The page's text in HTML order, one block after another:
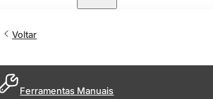
Voltar
Ferramentas Manuais